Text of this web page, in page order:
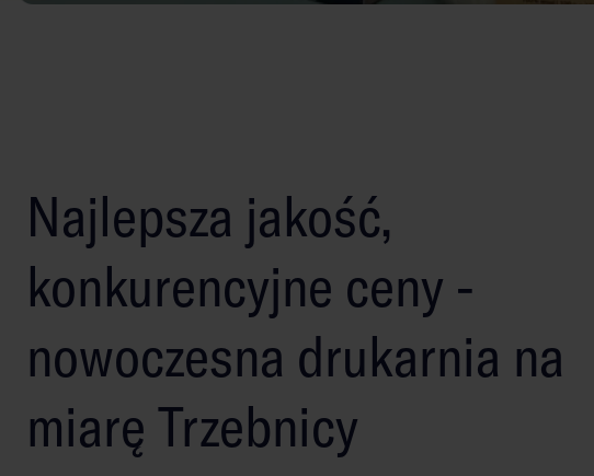
Najlepsza jakość,
konkurencyjne ceny -
nowoczesna drukarnia na
miarę Trzebnicy